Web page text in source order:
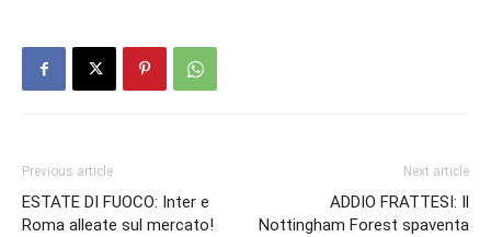
Previous article
ESTATE DI FUOCO: Inter e
Roma alleate sul mercato!
Next article
ADDIO FRATTESI: Il
Nottingham Forest spaventa